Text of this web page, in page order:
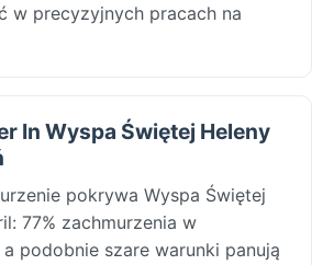
w precyzyjnych pracach na
In Wyspa Świętej Heleny
pokrywa Wyspa Świętej
77% zachmurzenia w
podobnie szare warunki panują